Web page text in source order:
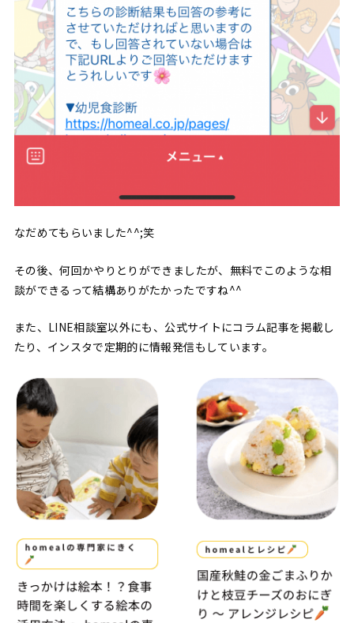
なだめてもらいました^^;笑
その後、何回かやりとりができましたが、無料でこのような相
談ができるって結構ありがたかったですね^^
また、LINE相談室以外にも、公式サイトにコラム記事を掲載し
たり、インスタで定期的に情報発信もしています。